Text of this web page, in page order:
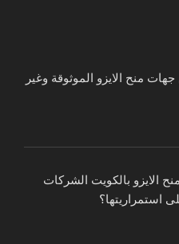
جهات منح الايزو الموثوقة وغير
الايزو بالكويت الشركات
استمراريتها؟